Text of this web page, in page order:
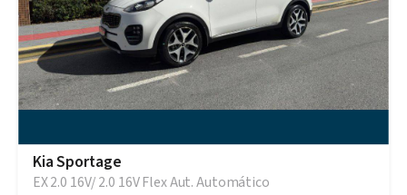
Kia Sportage
EX 2.0 16V/ 2.0 16V Flex Aut. Automático